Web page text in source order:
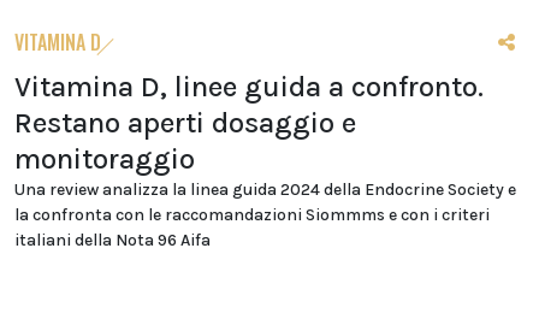
VITAMINA D
Vitamina D, linee guida a confronto.
Restano aperti dosaggio e
monitoraggio
Una review analizza la linea guida 2024 della Endocrine Society e
la confronta con le raccomandazioni Siommms e con i criteri
italiani della Nota 96 Aifa